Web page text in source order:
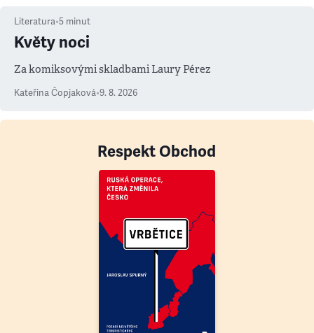
Literatura•5 minut
Květy noci
Za komiksovými skladbami Laury Pérez
Kateřina Čopjaková•9. 8. 2026
Respekt Obchod